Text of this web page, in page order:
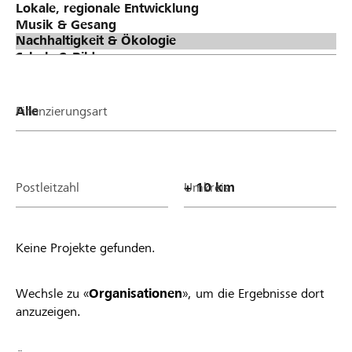
Finanzierungsart
Postleitzahl Umkreis
Keine Projekte gefunden.
Wechsle zu «Organisationen», um die Ergebnisse dort
anzuzeigen.